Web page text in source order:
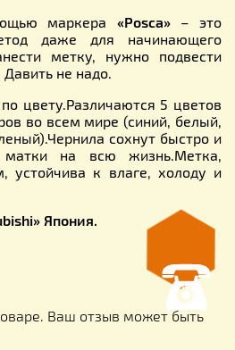
маркера «Posca»– это
даже для начинающего
метку, нужно подвести
не надо.
цвету.Различаются 5 цветов
во всем мире (синий, белый,
сохнут быстро и
на всю жизнь.Метка,
устойчива к влаге, холоду и
Япония.
Ваш отзыв может быть